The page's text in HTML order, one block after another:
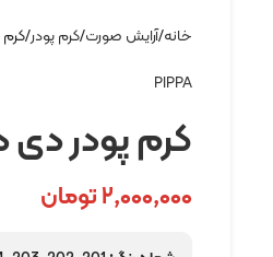
خانه آرایش صورت کرم پودر
PIPPA
کرم پودر دی
۲,۰۰۰,۰۰۰تومان